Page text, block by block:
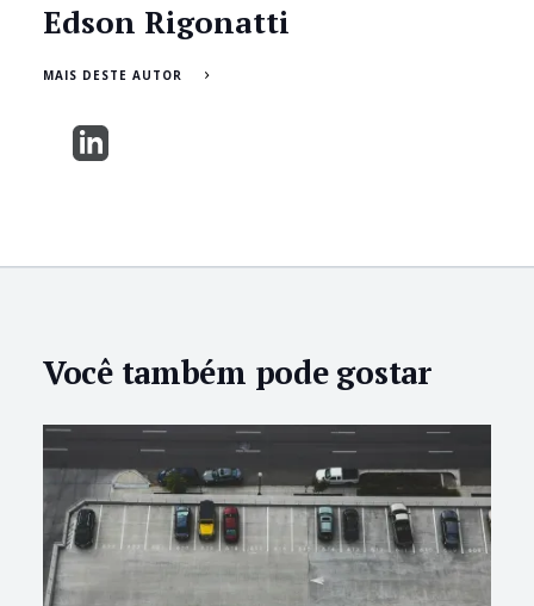
Edson Rigonatti
MAIS DESTE AUTOR
Você também pode gostar